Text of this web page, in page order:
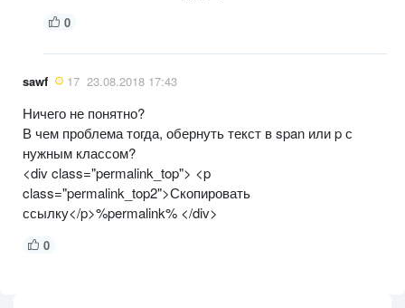
0
sawf 17 23.08.2018 17:43
Ничего не понятно?
В чем проблема тогда, обернуть текст в span или p с
нужным классом?
<div class="permalink_top"> <p
class="permalink_top2">Скопировать
ссылку</p>%permalink% </div>
0